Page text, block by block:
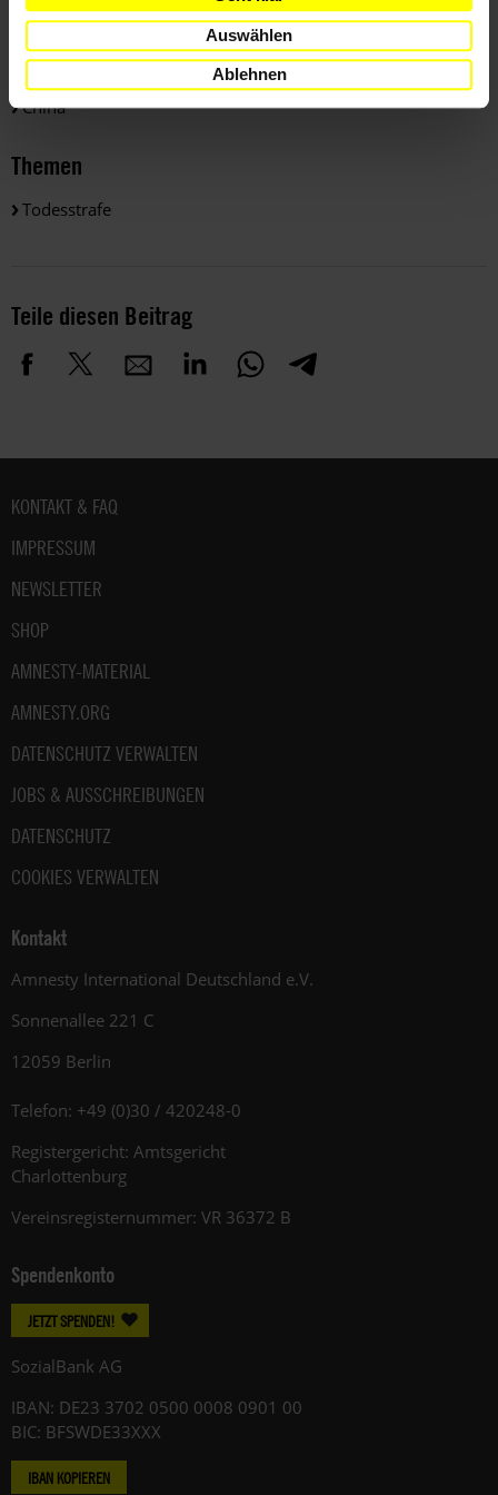
Auswählen
Ablehnen
Länder
China
Themen
Todesstrafe
Teile diesen Beitrag
Fußbereich
KONTAKT & FAQ
IMPRESSUM
NEWSLETTER
SHOP
AMNESTY-MATERIAL
AMNESTY.ORG
DATENSCHUTZ VERWALTEN
JOBS & AUSSCHREIBUNGEN
DATENSCHUTZ
COOKIES VERWALTEN
Kontakt
Amnesty International Deutschland e.V.
Sonnenallee 221 C
12059 Berlin
Telefon: +49 (0)30 / 420248-0
Registergericht: Amtsgericht
Charlottenburg
Vereinsregisternummer: VR 36372 B
Spendenkonto
JETZT SPENDEN!
SozialBank AG
IBAN: DE23 3702 0500 0008 0901 00
BIC: BFSWDE33XXX
IBAN KOPIEREN